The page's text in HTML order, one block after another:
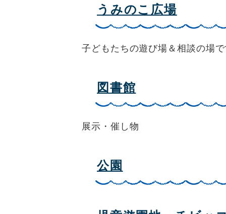
うみのこ広場
子どもたちの遊び場＆相談の場
図書館
展示・催し物
公園